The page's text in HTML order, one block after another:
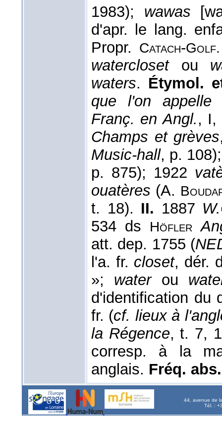
1983); wawas
d'apr. le lang.
Propr.
Catach-
waterclosetou
waters. Étymol.
que l'on appelle
Franç. en Angl., I,
Champs et grèves
Music-hall, p.
p. 875); 1922
ouatères (A.
t. 18). II. 1887
534 ds
Höfler
att. dep. 1755 (
l'a. fr. closet, dér.
»; waterou
d'identification du
fr. (cf. lieux à
la Régence, t. 7,
corresp. à la
anglais. Fréq.
44, avenue de
Tél. :